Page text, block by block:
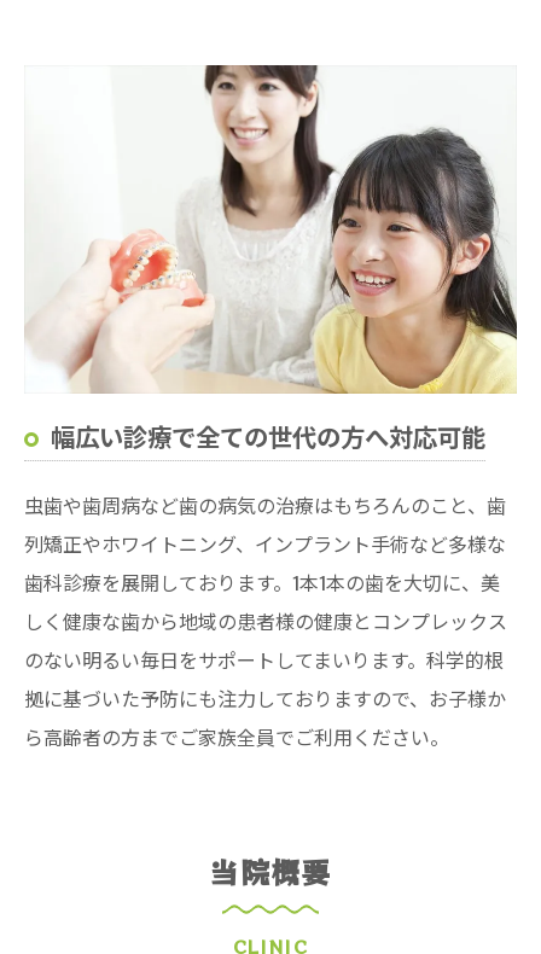
幅広い診療で全ての世代の方へ対応可能
虫歯や歯周病など歯の病気の治療はもちろんのこと、歯
列矯正やホワイトニング、インプラント手術など多様な
歯科診療を展開しております。1本1本の歯を大切に、美
しく健康な歯から地域の患者様の健康とコンプレックス
のない明るい毎日をサポートしてまいります。科学的根
拠に基づいた予防にも注力しておりますので、お子様か
ら高齢者の方までご家族全員でご利用ください。
当院概要
CLINIC